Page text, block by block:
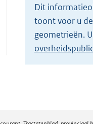
Dit
toont voor u
geometrieën.